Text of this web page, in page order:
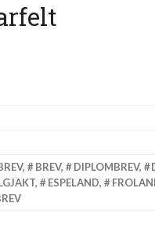
, BREV, DIPLOMBREV,
, ESPELAND,